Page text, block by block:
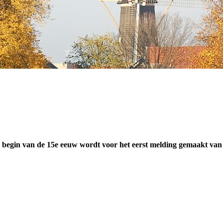
van de 15e eeuw wordt voor het eerst melding gemaakt